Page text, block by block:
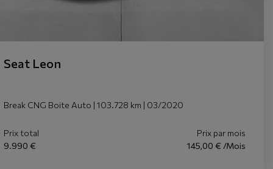
Seat Leon
Break CNG Boite Auto | 103.728 km | 03/2020
Prix total
9.990 €
Prix par mois
145,00 € /Mois